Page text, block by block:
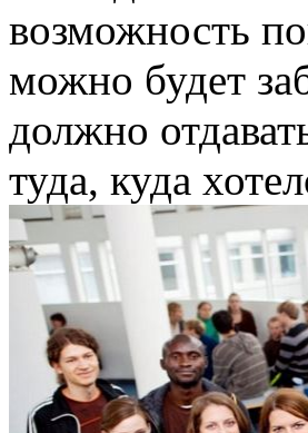
возможность
можно будет
должно
туда, куда